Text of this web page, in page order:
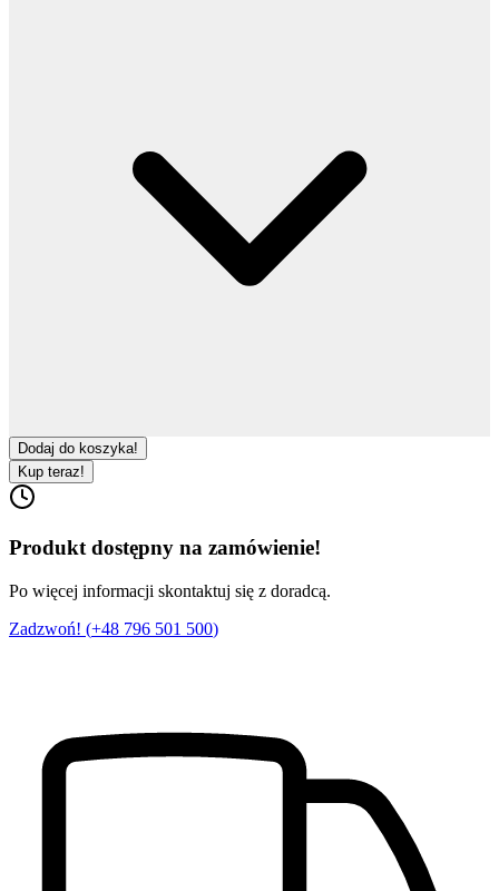
Dodaj do koszyka!
Kup teraz!
Produkt dostępny na zamówienie!
Po więcej informacji skontaktuj się z doradcą.
Zadzwoń! (+48 796 501 500)